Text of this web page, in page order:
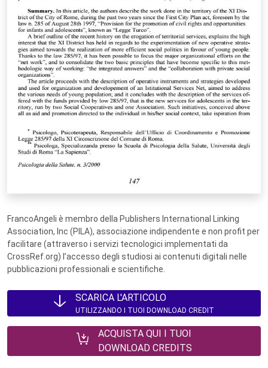
FrancoAngeli è membro della Publishers International Linking
Association, Inc (PILA), associazione indipendente e non profit per
facilitare (attraverso i servizi tecnologici implementati da
CrossRef.org) l’accesso degli studiosi ai contenuti digitali nelle
pubblicazioni professionali e scientifiche.
SCARICA L'ARTICOLO
UTILIZZANDO I TUOI DOWNLOAD CREDIT
ACQUISTA QUI I TUOI
DOWNLOAD CREDITS